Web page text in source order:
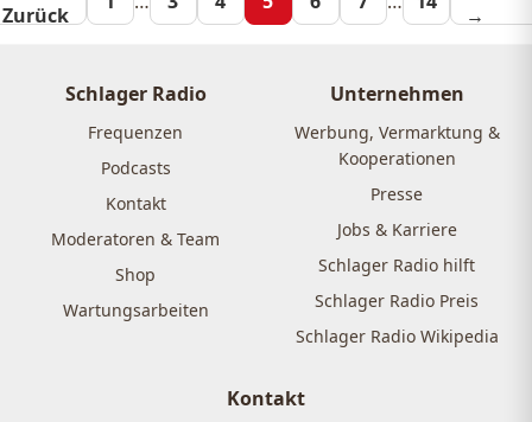
der
Zurück
→
Schlager Radio
Frequenzen
Podcasts
Kontakt
Moderatoren & Team
Shop
Wartungsarbeiten
Unternehmen
Werbung, Vermarktung &
Kooperationen
Presse
Jobs & Karriere
Schlager Radio hilft
Schlager Radio Preis
Schlager Radio Wikipedia
Kontakt